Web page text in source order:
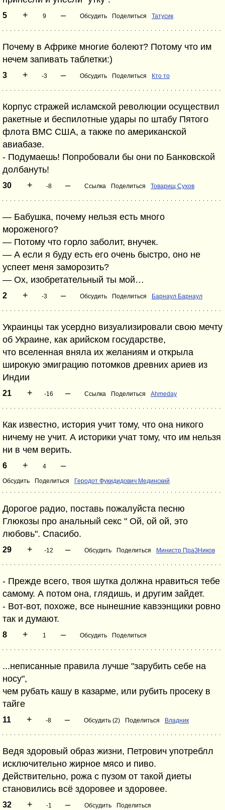
5 + 9 – Обсудить Поделиться Татусик
Почему в Африке многие болеют? Потому что им
нечем запивать таблетки:)
3 + -3 – Обсудить Поделиться Кто то
Корпус стражей исламской революции осуществил
ракетные и беспилотные удары по штабу Пятого
флота ВМС США, а также по американской
авиабазе.
- Подумаешь! Попробовали бы они по Банковской
долбануть!
30 + -8 – Ссылка Поделиться Товарищ Сухов
— Бабушка, почему нельзя есть много
мороженого?
— Потому что горло заболит, внучек.
— А если я буду есть его очень быстро, оно не
успеет меня заморозить?
— Ох, изобретательный ты мой…
2 + -3 – Обсудить Поделиться Барнаул Барнаул
Украинцы так усердно визуализировали свою мечту
об Украине, как арийском государстве,
что вселенная вняла их желаниям и открыла
широкую эмиграцию потомков древних ариев из
Индии
21 + -16 – Ссылка Поделиться Ahmeday
Как известно, история учит тому, что она никого
ничему не учит. А историки учат тому, что им нельзя
ни в чем верить.
6 + 4 –
Обсудить Поделиться Геродот Фукидидович Мединский
Дорогое радио, поставь пожалуйста песню
Глюкозы про анальный секс " Ой, ой ой, это
любовь". Спасибо.
29 + -12 – Обсудить Поделиться Министр ПраЗНиков
- Прежде всего, твоя шутка должна нравиться тебе
самому. А потом она, глядишь, и другим зайдет.
- Вот-вот, похоже, все нынешние кавээнщики ровно
так и думают.
8 + 1 – Обсудить Поделиться
...неписанные правила лучше "зарубить себе на
носу",
чем рубать кашу в казарме, или рубить просеку в
тайге
11 + -8 – Обсудить (2) Поделиться Владник
Ведя здоровый образ жизни, Петрович употреблл
исключительно жирное мясо и пиво.
Действительно, рожа с пузом от такой диеты
становились всё здоровее и здоровее.
32 + -1 – Обсудить Поделиться